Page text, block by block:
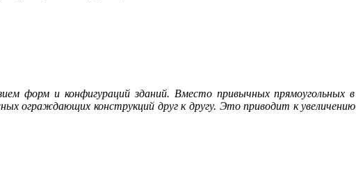
форм и конфигураций зданий. Вместо привычных прямоугольных
ограждающих конструкций друг к другу. Это приводит к